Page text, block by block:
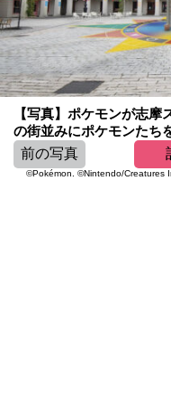
【写真】ポケモンが志
の街並みにポケモンたち
前の写真
©Pokémon. ©Nintendo/Creatures